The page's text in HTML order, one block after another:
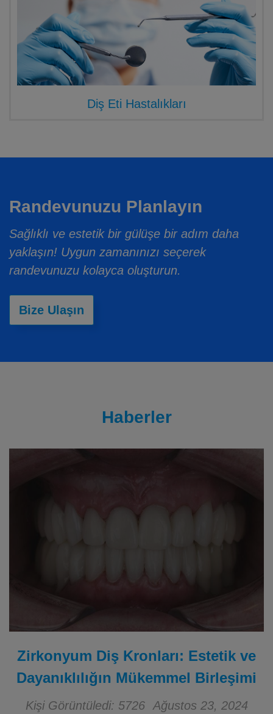
Diş Eti Hastalıkları
Randevunuzu Planlayın
Sağlıklı ve estetik bir gülüşe bir adım daha
yaklaşın! Uygun zamanınızı seçerek
randevunuzu kolayca oluşturun.
Bize Ulaşın
Haberler
Zirkonyum Diş Kronları: Estetik ve
Dayanıklılığın Mükemmel Birleşimi
Kişi Görüntüledi: 5726 Ağustos 23, 2024